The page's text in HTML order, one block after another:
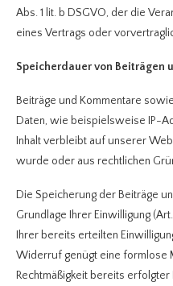
Abs. 1 lit. b DSGVO, der die
eines Vertrags oder
Speicherdauer von Beiträgen
Beiträge und Kommentare
Daten, wie beispielsweise IP-
Inhalt verbleibt auf unserer
wurde oder aus rechtlichen
Die Speicherung der Beiträge
Grundlage Ihrer Einwilligung
Ihrer bereits erteilten
Widerruf genügt eine formlose
Rechtmäßigkeit bereits